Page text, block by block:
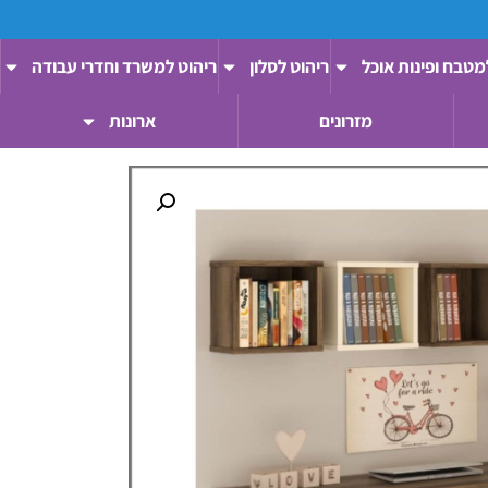
ופינות אוכל ריהוט לסלון ריהוט למשרד וחדרי עבודה
מזרונים ארונות